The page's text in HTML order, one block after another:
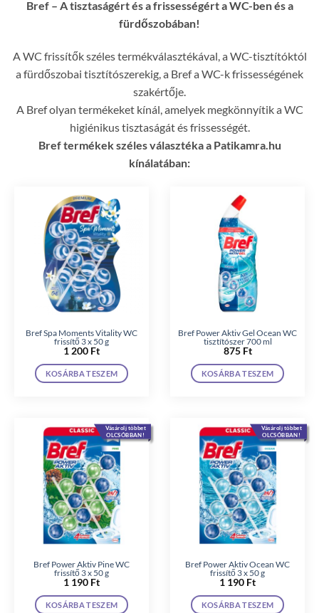
Bref – A tisztaságért és a frissességért a WC-ben és a
fürdőszobában!
A WC frissítők széles termékválasztékával, a WC-tisztítóktól
a fürdőszobai tisztítószerekig, a Bref a WC-k frissességének
szakértője.
A Bref olyan termékeket kínál, amelyek megkönnyítik a WC
higiénikus tisztaságát és frissességét.
Bref termékek széles választéka a Patikamra.hu
kínálatában:
Bref Spa Moments Vitality WC
frissítő 3 x 50 g
1 200 Ft
KOSÁRBA TESZEM
Bref Power Aktiv Gel Ocean WC
tisztítószer 700 ml
875 Ft
KOSÁRBA TESZEM
Vásárolj többet
OLCSÓBBAN!
Bref Power Aktiv Pine WC
frissítő 3 x 50 g
1 190 Ft
KOSÁRBA TESZEM
Vásárolj többet
OLCSÓBBAN!
Bref Power Aktiv Ocean WC
frissítő 3 x 50 g
1 190 Ft
KOSÁRBA TESZEM